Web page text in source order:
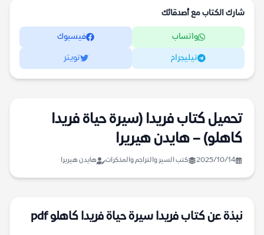
شارك الكتاب مع أصدقائك
واتساب فيسبوك
تيليجرام تويتر
تحميل كتاب فريدا (سيرة حياة فريدا
كاهلو) – هايدن هيريرا
2025/10/14 كتب السير والتراجم والمذكرات هايدن هيريرا
نبذة عن كتاب فريدا سيرة حياة فريدا كاهلو pdf